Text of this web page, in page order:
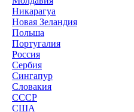
Никарагуа
Новая Зеландия
Польша
Португалия
Россия
Сербия
Сингапур
Словакия
СССР
США